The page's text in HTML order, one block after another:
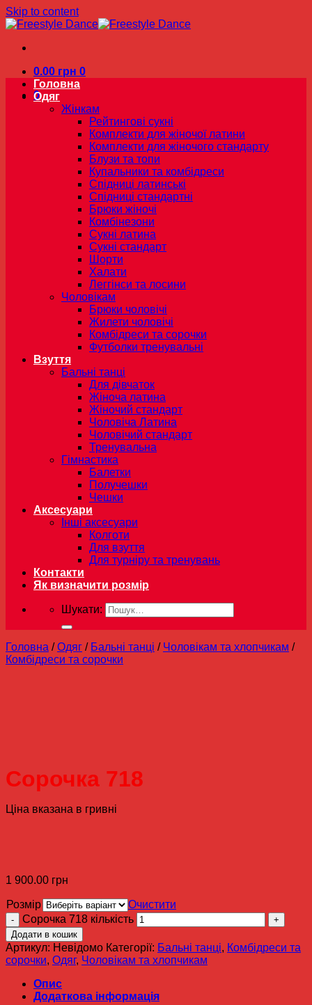
Skip to content
0.00 грн 0
0
Головна
Одяг
Жінкам
Рейтингові сукні
Комплекти для жіночої латини
Комплекти для жіночого стандарту
Блузи та топи
Купальники та комбідреси
Спідниці латинські
Спідниці стандартні
Брюки жіночі
Комбінезони
Сукні латина
Сукні стандарт
Шорти
Халати
Леггінси та лосини
Чоловікам
Брюки чоловічі
Жилети чоловічі
Комбідреси та сорочки
Футболки тренувальні
Взуття
Бальні танці
Для дівчаток
Жіноча латина
Жіночий стандарт
Чоловіча Латина
Чоловічий стандарт
Тренувальна
Гімнастика
Балетки
Получешки
Чешки
Аксесуари
Інші аксесуари
Колготи
Для взуття
Для турніру та тренувань
Контакти
Як визначити розмір
Шукати:
Головна / Одяг / Бальні танці / Чоловікам та хлопчикам /
Комбідреси та сорочки
Сорочка 718
Ціна вказана в гривні
1 900.00 грн
Розмір
Очистити
Сорочка 718 кількість
Додати в кошик
Артикул: Невідомо Категорії: Бальні танці, Комбідреси та
сорочки, Одяг, Чоловікам та хлопчикам
Опис
Додаткова інформація